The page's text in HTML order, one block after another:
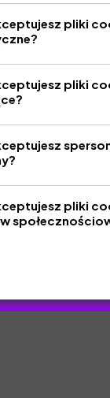
pliki
pliki
pliki